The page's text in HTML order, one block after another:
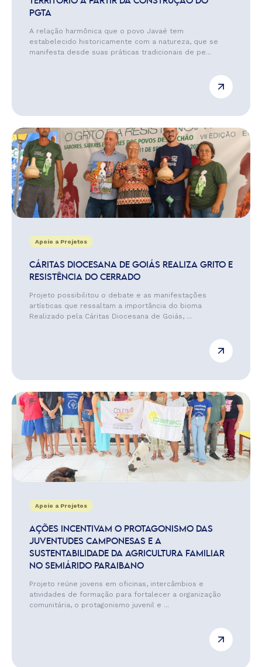
PGTA
A relação harmônica que o povo Javaé tem
estabelecido historicamente com a natureza, que se
manifesta desde suas práticas tradicionais de pe...
Apoio a Projetos
CÁRITAS DIOCESANA DE GOIÁS REALIZA GRITO E
RESISTÊNCIA DO CERRADO
Projeto possibilitou o debate e as manifestações
artísticas que ressaltam a importância do bioma
Realizado pela Cáritas Diocesana de Goiás, ...
Apoio a Projetos
AÇÕES INCENTIVAM O PROTAGONISMO DAS
JUVENTUDES CAMPONESAS E A
SUSTENTABILIDADE DA AGRICULTURA FAMILIAR
NO SEMIÁRIDO PARAIBANO
Projeto reúne jovens em oficinas, intercâmbios e
atividades de formação para fortalecer a organização
comunitária, o protagonismo juvenil e ...